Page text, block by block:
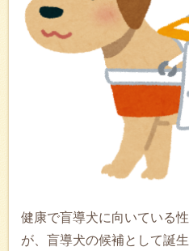
健康で盲導犬に向いている
が、盲導犬の候補として誕生